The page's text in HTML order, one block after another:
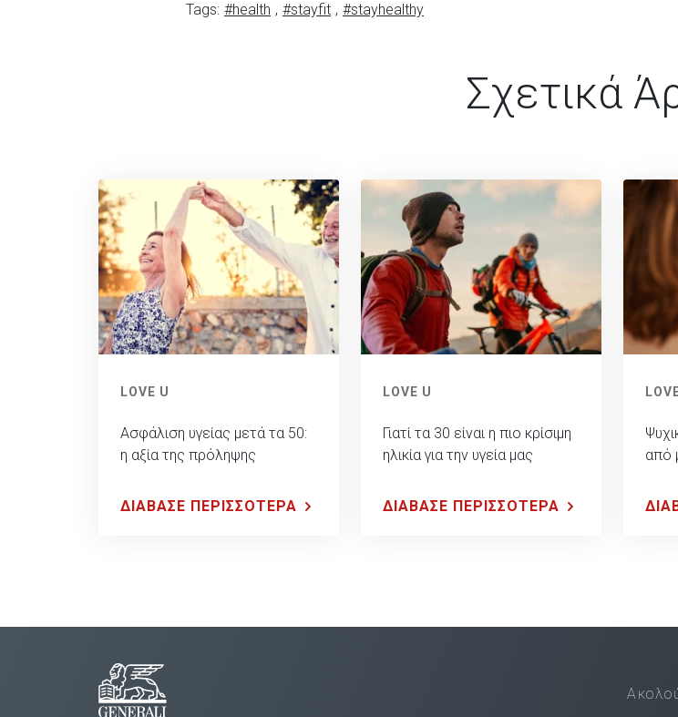
Tags: #health , #stayfit , #stayhealthy
Σχετικά
LOVE U
Ασφάλιση υγείας μετά τα 50:
η αξία της πρόληψης
ΔΙΑΒΑΣΕ ΠΕΡΙΣΣΟΤΕΡΑ
LOVE U
Γιατί τα 30 είναι η πιο κρίσιμη
ηλικία για την υγεία μας
ΔΙΑΒΑΣΕ ΠΕΡΙΣΣΟΤΕΡΑ
από